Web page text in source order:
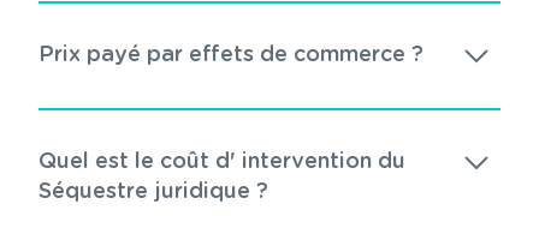
Prix payé par effets de commerce ?
Quel est le coût d' intervention du
Séquestre juridique ?